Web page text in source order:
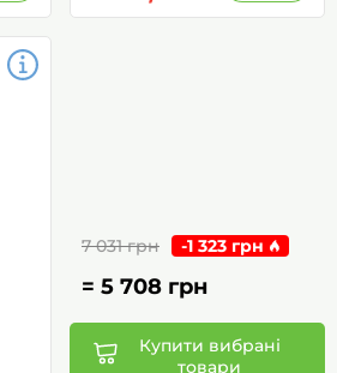
7 031 грн -1 323 грн
= 5 708 грн
Купити вибрані
товари